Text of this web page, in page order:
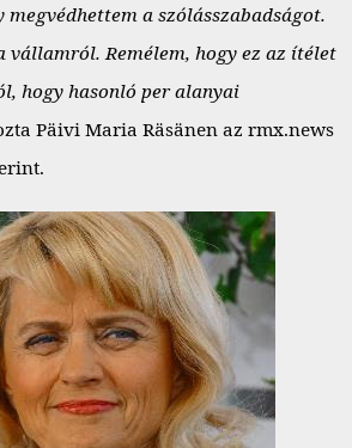
megvédhettem a szólásszabadságot.
vállamról. Remélem, hogy ez az ítélet
hogy hasonló per alanyai
Päivi Maria Räsänen az rmx.news